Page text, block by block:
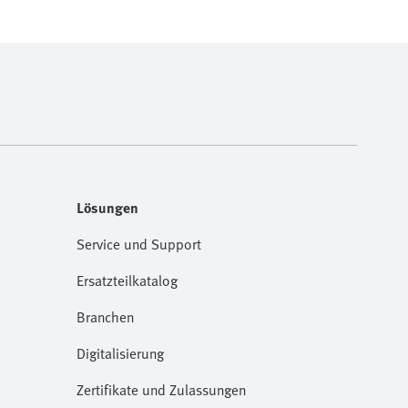
Lösungen
Service und Support
Ersatzteilkatalog
Branchen
Digitalisierung
Zertifikate und Zulassungen